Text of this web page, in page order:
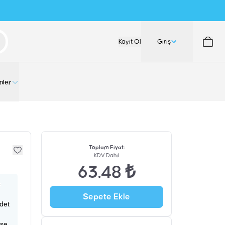
Kayıt Ol Giriş
Toplam Fiyat:
KDV Dahil
63.48 ₺
Sepete Ekle